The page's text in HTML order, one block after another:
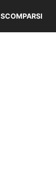
SCOMPARSI